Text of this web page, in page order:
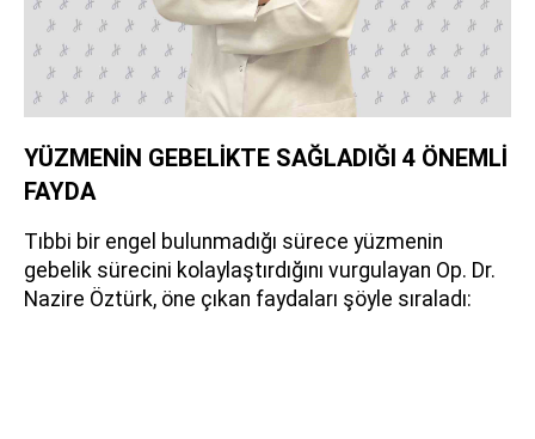
YÜZMENİN GEBELİKTE SAĞLADIĞI 4 ÖNEMLİ
FAYDA
Tıbbi bir engel bulunmadığı sürece yüzmenin
gebelik sürecini kolaylaştırdığını vurgulayan Op. Dr.
Nazire Öztürk, öne çıkan faydaları şöyle sıraladı: